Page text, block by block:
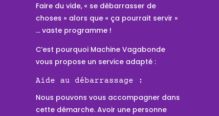
Faire du vide, « se débarrasser de
choses » alors que « ça pourrait servir »
… vaste programme !
C’est pourquoi Machine Vagabonde
vous propose un service adapté :
Aide au débarrassage :
Nous pouvons vous accompagner dans
cette démarche. Avoir une personne